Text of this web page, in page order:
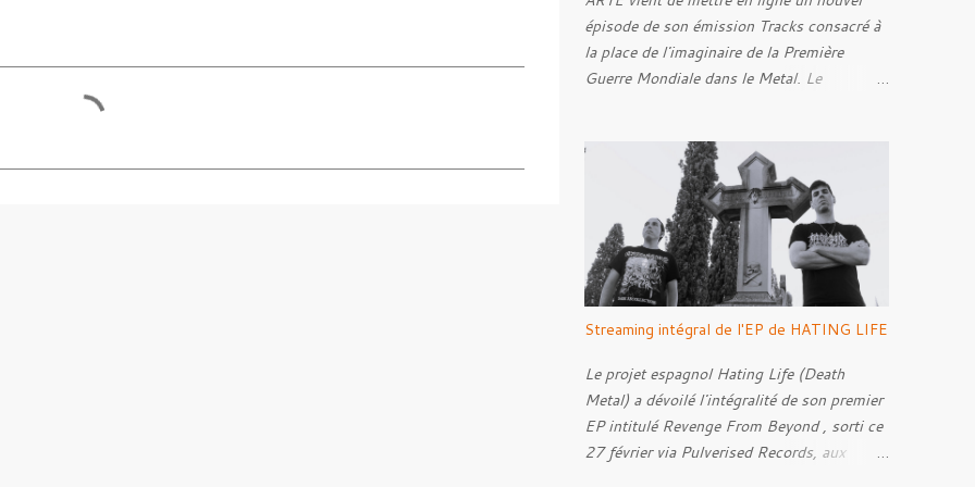
épisode de son émission Tracks consacré à
la place de l'imaginaire de la Première
Guerre Mondiale dans le Metal. Le
s'empare des représentations de la Grande
Guerre, entre démarche mémorielle, regard
critique et fascination pour ses symboles.
Pour alimenter cette réflexion, Tracks est
allé à la rencontre de Noise ( Kanonenfieber
) et de Dmytro Kumar ( 1914 ), qui
reviennent sur leur intérêt pour la Première
Guerre mondiale. Le documentaire donne
également la parole au producteur Kristian
"Kohle" Kohlmannslehner, collaborateur de
1914 , ainsi qu'à l'historien Ralf Raths,
directeur du Musée allemand des blindés de
Streaming intégral de l'EP de HATING LIFE
Le projet espagnol Hating Life (Death
Metal) a dévoilé l'intégralité de son premier
EP intitulé Revenge From Beyond , sorti ce
27 février via Pulverised Records, aux